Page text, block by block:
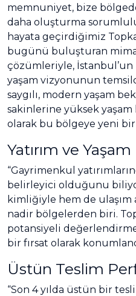
memnuniyet, bize
daha oluşturma
hayata geçirdiğimiz
bugünü buluşturan
çözümleriyle,
yaşam vizyonunun
saygılı, modern yaşam
sakinlerine yüksek
olarak bu bölgeye yeni bir
Yatırım ve
“Gayrimenkul
belirleyici olduğunu
kimliğiyle hem de ulaşım
nadir bölgelerden biri.
potansiyeli
bir fırsat olarak
Üstün Teslim
“Son 4 yılda üstün bir